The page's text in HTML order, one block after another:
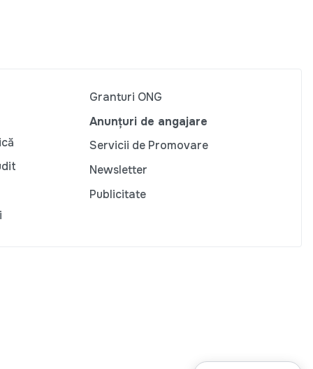
Granturi ONG
Anunțuri de angajare
Servicii de Promovare
Newsletter
Publicitate